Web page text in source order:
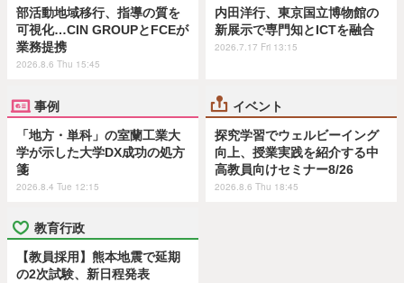
部活動地域移行、指導の質を
可視化…CIN GROUPとFCEが
業務提携
2026.8.6 Thu 15:45
内田洋行、東京国立博物館の
新展示で専門知とICTを融合
2026.7.17 Fri 13:15
事例
「地方・単科」の室蘭工業大
学が示した大学DX成功の処方
箋
2026.8.4 Tue 12:15
イベント
探究学習でウェルビーイング
向上、授業実践を紹介する中
高教員向けセミナー8/26
2026.8.6 Thu 18:45
教育行政
【教員採用】熊本地震で延期
の2次試験、新日程発表